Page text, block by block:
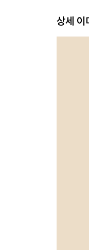
에코프로
POSCO
3장 4등
삼성전
SK하이
LG그룹
상세 이